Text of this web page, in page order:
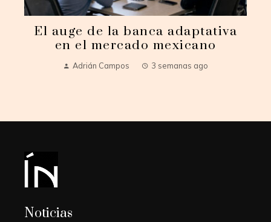
El auge de la banca adaptativa
en el mercado mexicano
Adrián Campos 3 semanas ago
Noticias